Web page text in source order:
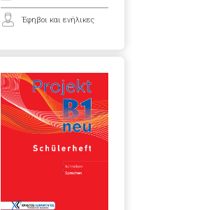
Έφηβοι και ενήλικες